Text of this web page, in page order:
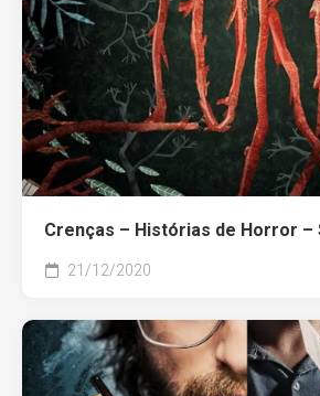
Crenças – Histórias de Horror –
21/12/2020